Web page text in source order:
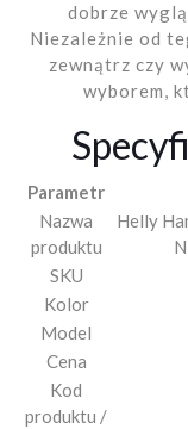
dobrze
Niezależnie od
zewnątrz czy
wyborem,
Parametr
Nazwa
produktu
Helly
SKU
Kolor
Model
Cena
Kod
produktu /